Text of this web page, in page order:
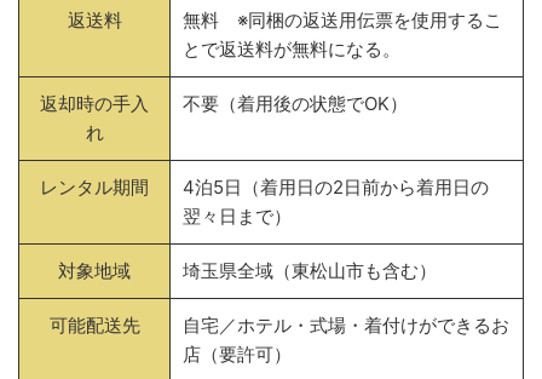
返送料
無料 ※同梱の返送用伝票を使用するこ
とで返送料が無料になる。
返却時の手入
れ
不要（着用後の状態でOK）
レンタル期間
4泊5日（着用日の2日前から着用日の
翌々日まで）
対象地域 埼玉県全域（東松山市も含む）
可能配送先
自宅／ホテル・式場・着付けができるお
店（要許可）